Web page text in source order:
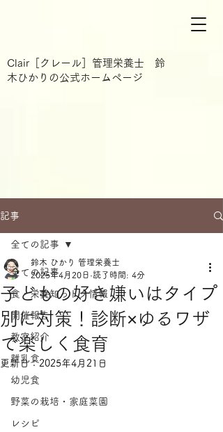
Clair［クレール］管理栄養士 鈴
木ひかりの公式ホームページ
記事
全ての記事
食・栄養知っトク情報
開催報告
教室紹介
離乳食
幼児食
野菜の栽培・家庭菜園
レシピ
全ての記事
子どもの好き嫌いはタイプ
別に対策！診断×ゆるワザ
で楽しく食育
鈴木 ひかり 管理栄養士
2025年4月20日 読了時間: 4分
更新日：2025年4月21日